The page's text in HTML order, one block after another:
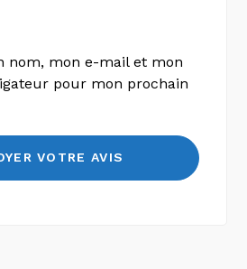
nom, mon e-mail et mon
pour mon prochain